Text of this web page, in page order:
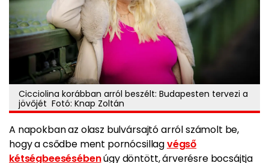
Cicciolina korábban arról beszélt: Budapesten tervezi a
jövőjét Fotó: Knap Zoltán
A napokban az olasz bulvársajtó arról számolt be,
hogy a csődbe ment pornócsillagvégső
kétségbeesésébenúgy döntött, árverésre bocsájtja